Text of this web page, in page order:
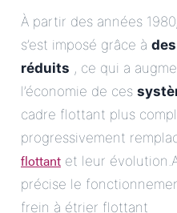
À partir des années
s’est imposé grâce à
réduits , ce qui a
l’économie de ces
cadre flottant plus
progressivement
flottant et leur
précise le
frein à étrier flottant